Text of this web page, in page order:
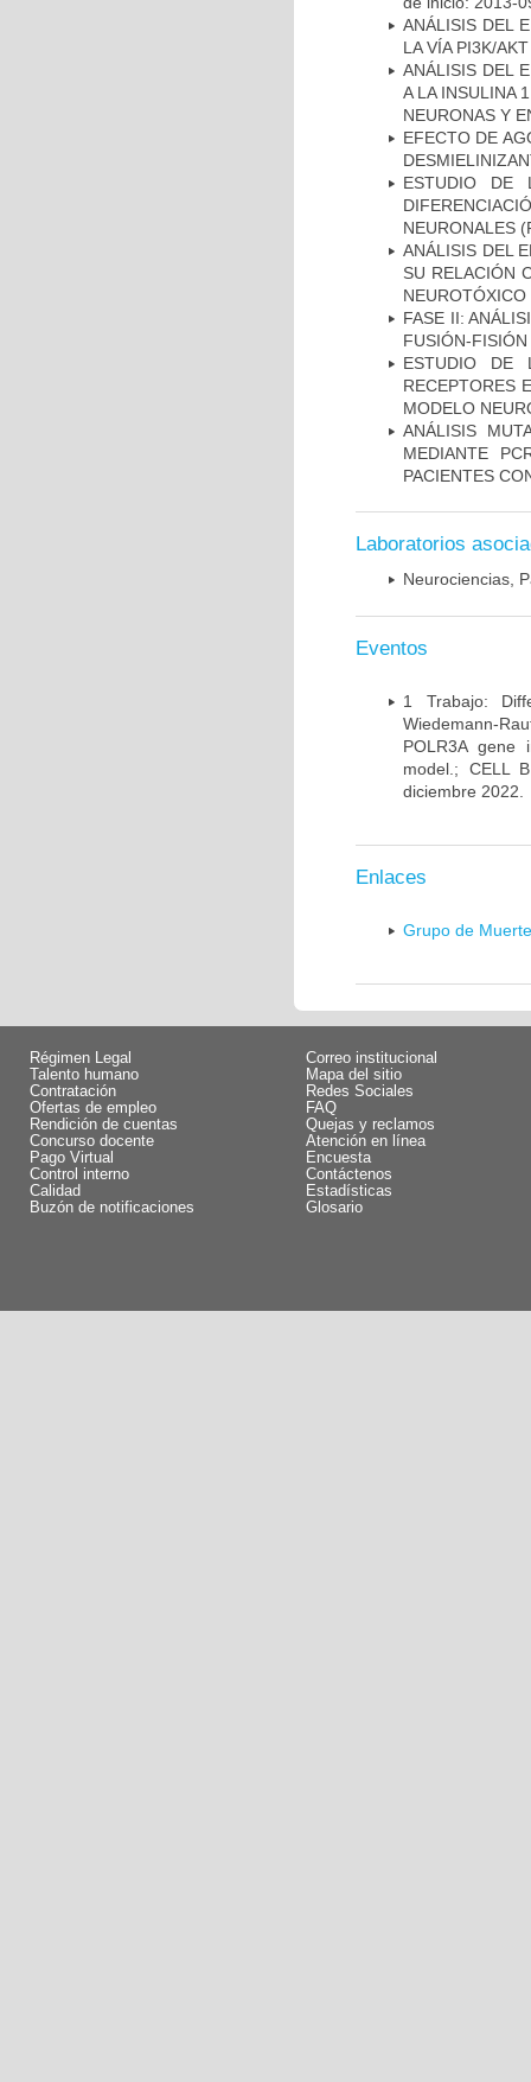
ANÁLISIS DEL
LA VÍA PI3K/
ANÁLISIS DEL
A LA INSULINA
NEURONAS Y
EFECTO DE
ESTUDIO DE
NEURONALES
ANÁLISIS DEL
SU RELACIÓN
NEUROTÓXICO
FASE II:
FUSIÓN-
ESTUDIO DE
RECEPTORES
MODELO
ANÁLISIS
MEDIANTE
PACIENTES
Laboratorios
Neurociencias,
Eventos
1 Trabajo:
Wiedemann-
POLR3A gene
model.; CELL
diciembre 2022.
Enlaces
Grupo de
Régimen Legal
Talento humano
Contratación
Ofertas de empleo
Rendición de cuentas
Concurso docente
Pago Virtual
Control interno
Calidad
Buzón de notificaciones
Correo institucional
Mapa del sitio
Redes Sociales
FAQ
Quejas y reclamos
Atención en línea
Encuesta
Contáctenos
Estadísticas
Glosario